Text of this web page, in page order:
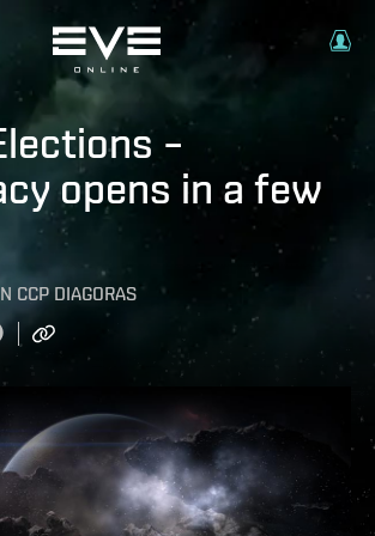
–
opens in a few
CCP DIAGORAS